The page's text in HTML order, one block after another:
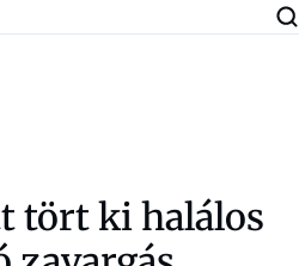
tört ki halálos